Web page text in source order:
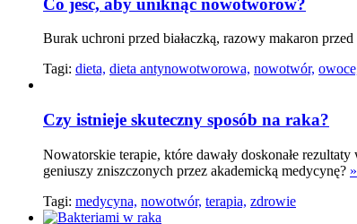
Co jeść, aby uniknąć nowotworów?
Burak uchroni przed białaczką, razowy makaron
Tagi: dieta, dieta antynowotworowa, nowotwór,
Czy istnieje skuteczny sposób na raka?
Nowatorskie terapie, które dawały doskonałe
geniuszy zniszczonych przez akademicką medycynę? »
Tagi: medycyna, nowotwór, terapia, zdrowie